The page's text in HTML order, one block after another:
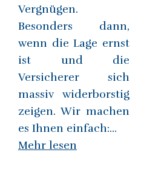
Vergnügen.
Besonders dann,
wenn die Lage ernst
ist und die
Versicherer sich
massiv widerborstig
zeigen. Wir machen
es Ihnen einfach:...
Mehr lesen